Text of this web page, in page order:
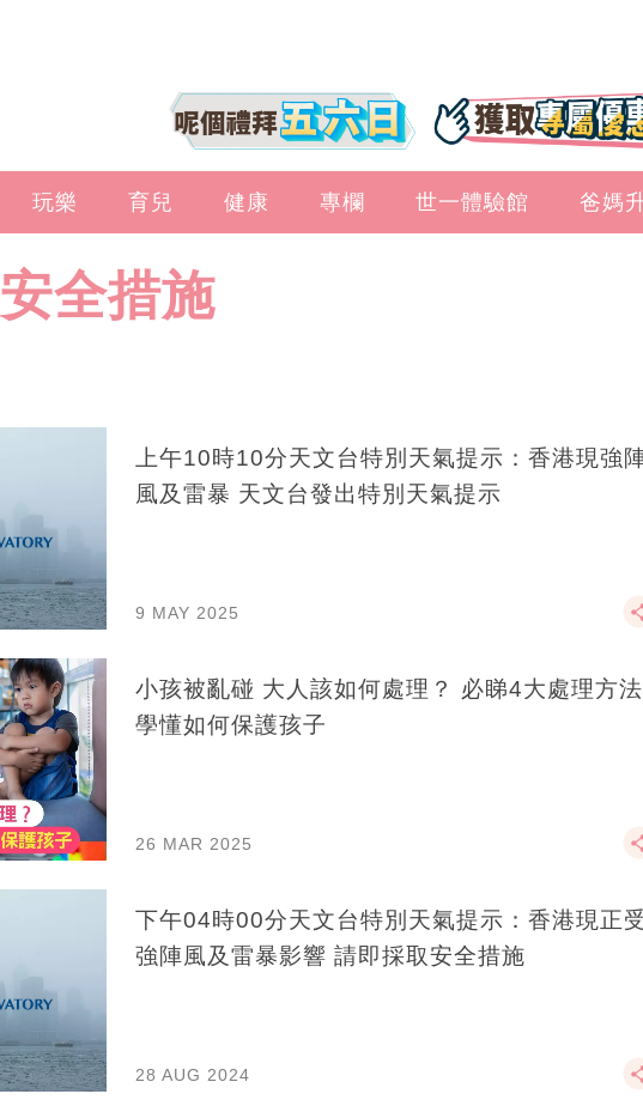
玩樂 育兒 健康 專欄 世一體驗館 爸媽
安全措施
上午10時10分天文台特別天氣提示：香港現強
風及雷暴 天文台發出特別天氣提示
9 MAY 2025
小孩被亂碰 大人該如何處理？ 必睇4大處理方法
學懂如何保護孩子
26 MAR 2025
下午04時00分天文台特別天氣提示：香港現正
強陣風及雷暴影響 請即採取安全措施
28 AUG 2024